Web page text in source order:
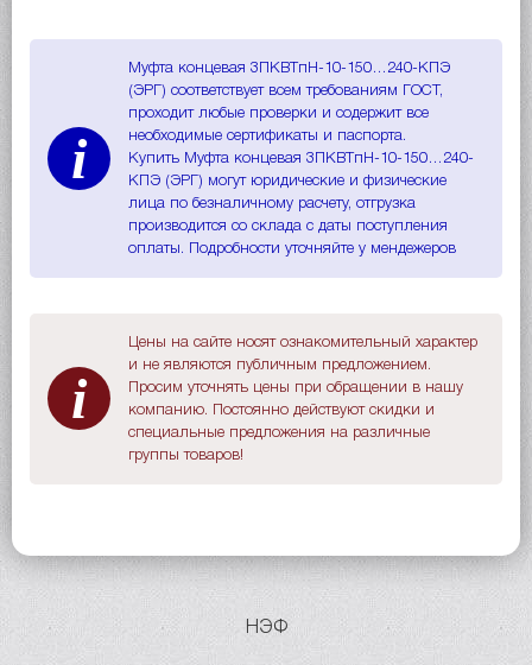
i
Муфта концевая 3ПКВТпН-10-150…240-КПЭ
(ЭРГ) соответствует всем требованиям ГОСТ,
проходит любые проверки и содержит все
необходимые сертификаты и паспорта.
Купить Муфта концевая 3ПКВТпН-10-150…240-
КПЭ (ЭРГ) могут юридические и физические
лица по безналичному расчету, отгрузка
производится со склада с даты поступления
оплаты. Подробности уточняйте у мендежеров
i
Цены на сайте носят ознакомительный характер
и не являются публичным предложением.
Просим уточнять цены при обращении в нашу
компанию. Постоянно действуют скидки и
специальные предложения на различные
группы товаров!
НЭФ